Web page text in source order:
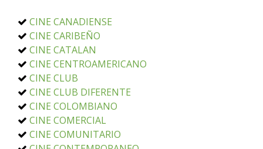
CINE CANADIENSE
CINE CARIBEÑO
CINE CATALAN
CINE CENTROAMERICANO
CINE CLUB
CINE CLUB DIFERENTE
CINE COLOMBIANO
CINE COMERCIAL
CINE COMUNITARIO